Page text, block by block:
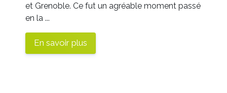
et Grenoble. Ce fut un agréable moment passé
en la ...
En savoir plus